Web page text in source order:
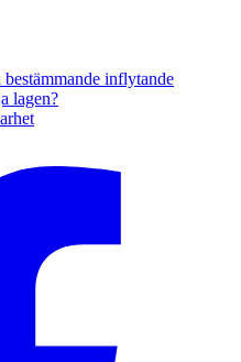
inflytande
lagen?